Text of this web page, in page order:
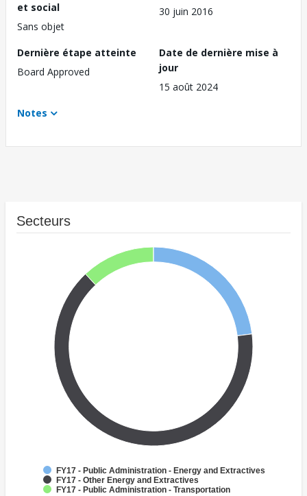
et social
Sans objet
30 juin 2016
Dernière étape atteinte
Board Approved
Date de dernière mise à
jour
15 août 2024
Notes
Secteurs
FY17 - Public Administration - Energy and Extractives
FY17 - Other Energy and Extractives
FY17 - Public Administration - Transportation